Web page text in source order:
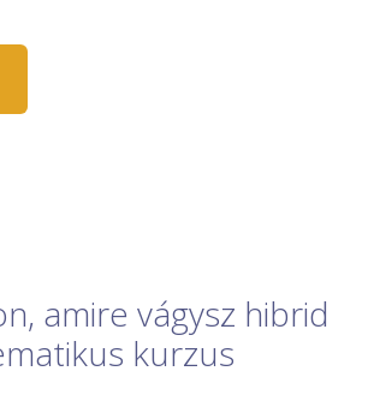
amire vágysz hibrid
kurzus